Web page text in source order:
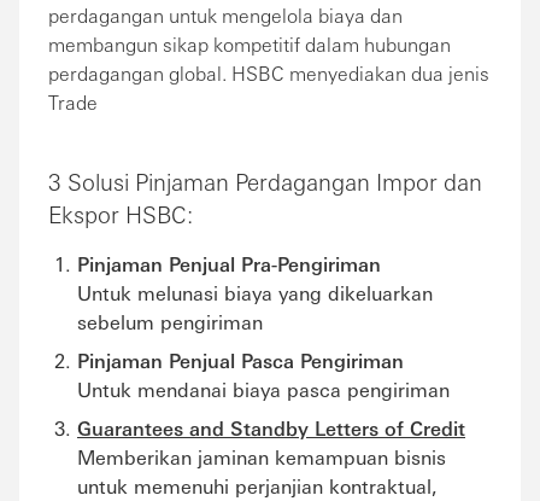
perdagangan untuk mengelola biaya dan
membangun sikap kompetitif dalam hubungan
perdagangan global. HSBC menyediakan dua jenis
Trade
3 Solusi Pinjaman Perdagangan Impor dan
Ekspor HSBC:
Pinjaman Penjual Pra-Pengiriman
Untuk melunasi biaya yang dikeluarkan
sebelum pengiriman
Pinjaman Penjual Pasca Pengiriman
Untuk mendanai biaya pasca pengiriman
Guarantees and Standby Letters of Credit
Memberikan jaminan kemampuan bisnis
untuk memenuhi perjanjian kontraktual,